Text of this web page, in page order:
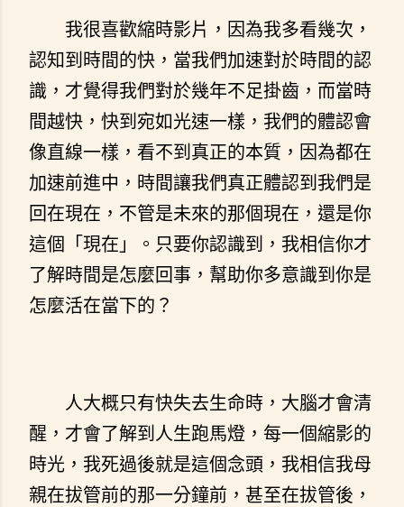
我很喜歡縮時影片，因為我多看幾次，
認知到時間的快，當我們加速對於時間的認
識，才覺得我們對於幾年不足掛齒，而當時
間越快，快到宛如光速一樣，我們的體認會
像直線一樣，看不到真正的本質，因為都在
加速前進中，時間讓我們真正體認到我們是
回在現在，不管是未來的那個現在，還是你
這個「現在」。只要你認識到，我相信你才
了解時間是怎麼回事，幫助你多意識到你是
怎麼活在當下的？
人大概只有快失去生命時，大腦才會清
醒，才會了解到人生跑馬燈，每一個縮影的
時光，我死過後就是這個念頭，我相信我母
親在拔管前的那一分鐘前，甚至在拔管後，